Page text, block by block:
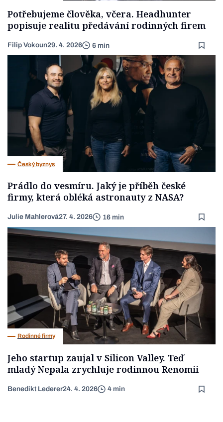
Potřebujeme člověka, včera. Headhunter
popisuje realitu předávání rodinných firem
Filip Vokoun29. 4. 2026 6 min
Český byznys
Prádlo do vesmíru. Jaký je příběh české
firmy, která obléká astronauty z NASA?
Julie Mahlerová27. 4. 2026 16 min
Rodinné firmy
Jeho startup zaujal v Silicon Valley. Teď
mladý Nepala zrychluje rodinnou Renomii
Benedikt Lederer24. 4. 2026 4 min